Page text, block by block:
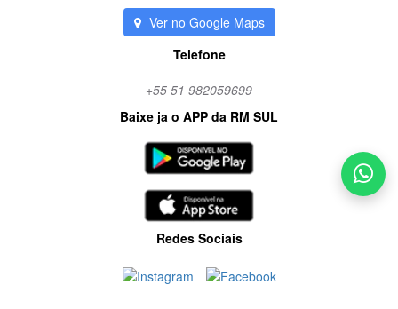
Ver no Google Maps
Telefone
+55 51 982059699
Baixe ja o APP da RM SUL
Redes Sociais